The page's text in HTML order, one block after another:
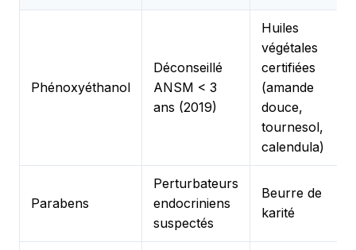
Phénoxyéthanol
Déconseillé
ANSM < 3
ans (2019)
Huiles
végétales
certifiées
(amande
douce,
tournesol,
calendula)
Parabens
Perturbateurs
endocriniens
suspectés
Beurre de
karité